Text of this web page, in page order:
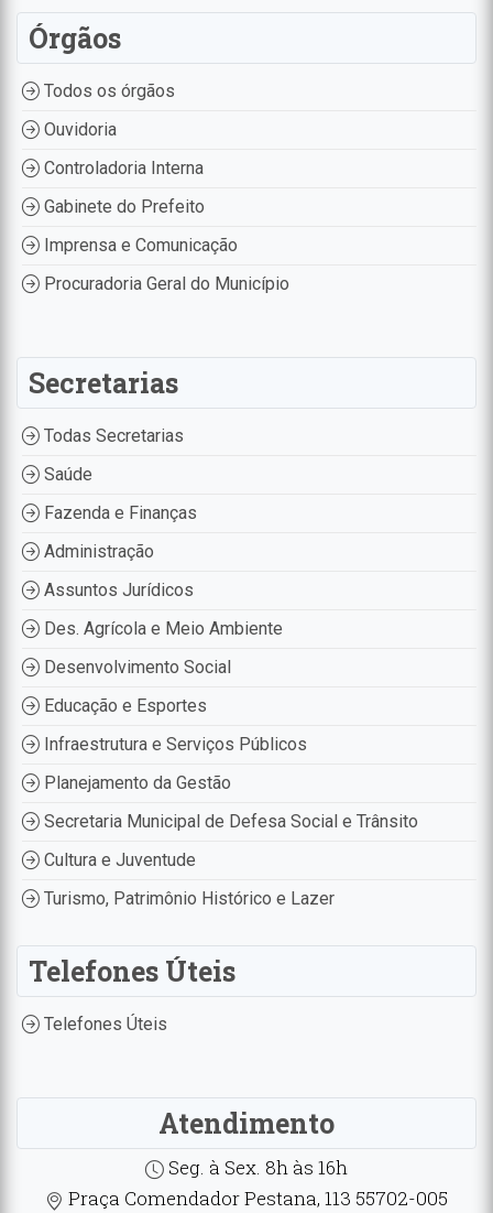
Órgãos
Todos os órgãos
Ouvidoria
Controladoria Interna
Gabinete do Prefeito
Imprensa e Comunicação
Procuradoria Geral do Município
Secretarias
Todas Secretarias
Saúde
Fazenda e Finanças
Administração
Assuntos Jurídicos
Des. Agrícola e Meio Ambiente
Desenvolvimento Social
Educação e Esportes
Infraestrutura e Serviços Públicos
Planejamento da Gestão
Secretaria Municipal de Defesa Social e Trânsito
Cultura e Juventude
Turismo, Patrimônio Histórico e Lazer
Telefones Úteis
Telefones Úteis
Atendimento
Seg. à Sex. 8h às 16h
Praça Comendador Pestana, 113 55702-005